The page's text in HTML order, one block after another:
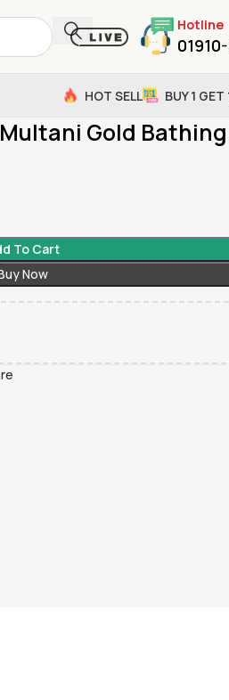
Hotline
HOT SELL BUY 1 GET
Gold Bathing Bar Lemon + Orange –
Gold
To Cart
Now